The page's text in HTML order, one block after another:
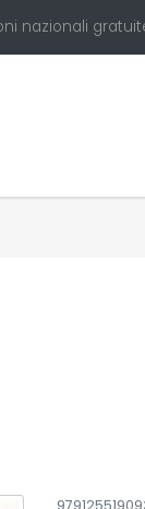
nazionali